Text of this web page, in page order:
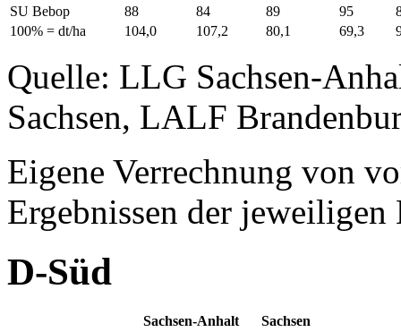
SU Bebop
88 84 89 95
100% = dt/ha
104,0 107,2 80,1 69,3
Quelle: LLG Sachsen-
Sachsen, LALF
Eigene Verrechnung von
Ergebnissen der jeweiligen
D-Süd
Sachsen-Anhalt
Sachsen